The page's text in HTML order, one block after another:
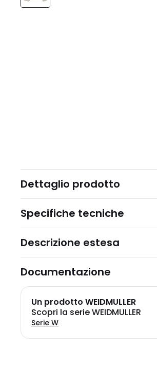
Dettaglio prodotto
Specifiche tecniche
Descrizione estesa
Documentazione
Un prodotto WEIDMULLER
Scopri la serie WEIDMULLER
Serie W